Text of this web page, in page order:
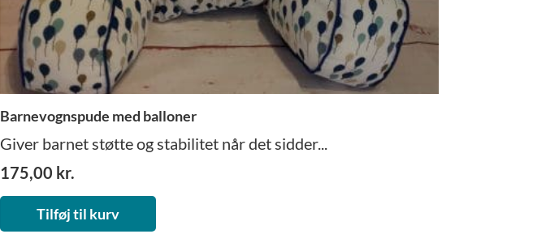
Barnevognspude med balloner
Giver barnet støtte og stabilitet når det sidder...
175,00 kr.
Tilføj til kurv